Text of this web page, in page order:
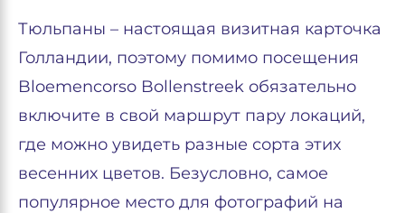
Тюльпаны – настоящая визитная карточка
Голландии, поэтому помимо посещения
Bloemencorso Bollenstreek обязательно
включите в свой маршрут пару локаций,
где можно увидеть разные сорта этих
весенних цветов. Безусловно, самое
популярное место для фотографий на